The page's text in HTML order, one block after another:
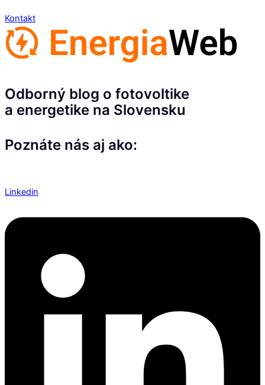
Kontakt
Odborný blog o fotovoltike
a energetike na Slovensku
Poznáte nás aj ako:
Linkedin